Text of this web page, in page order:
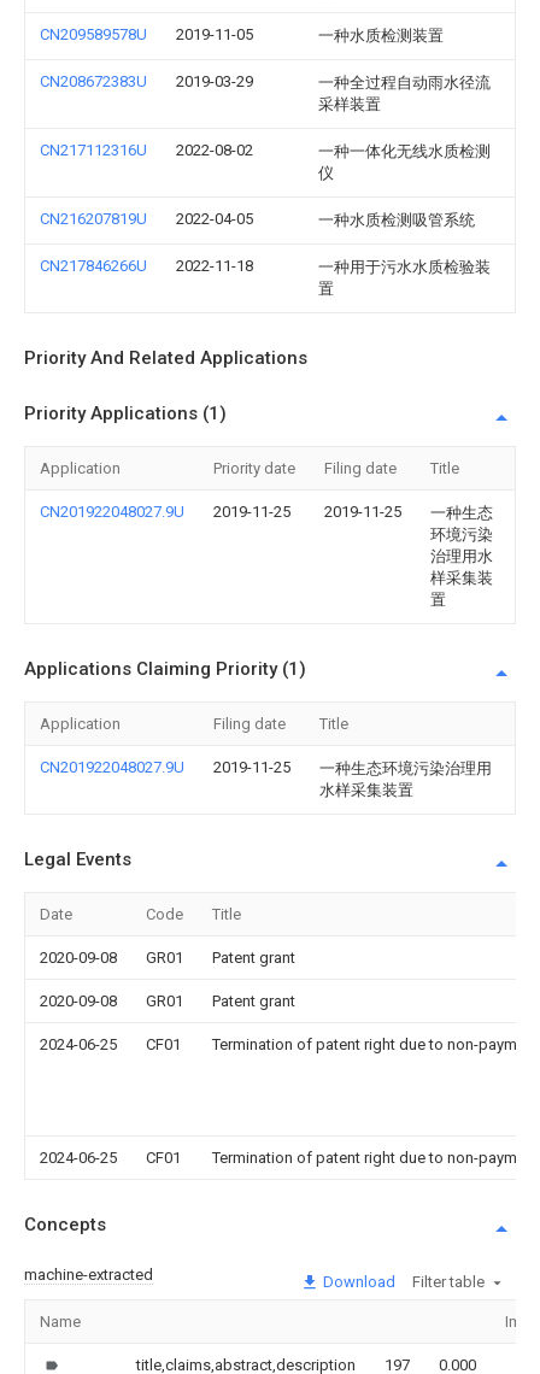
CN209589578U 2019-11-05 一种水质检测装置
CN208672383U 2019-03-29
一种全过程自动雨水径流
采样装置
CN217112316U 2022-08-02
一种一体化无线水质检测
仪
CN216207819U 2022-04-05 一种水质检测吸管系统
CN217846266U 2022-11-18
一种用于污水水质检验装
置
Priority And Related Applications
Priority Applications (1)
Application Priority date Filing date Title
CN201922048027.9U 2019-11-25 2019-11-25
一种生态
环境污染
治理用水
样采集装
置
Applications Claiming Priority (1)
Application Filing date Title
CN201922048027.9U 2019-11-25
一种生态环境污染治理用
水样采集装置
Legal Events
Date Code Title
2020-09-08 GR01 Patent grant
2020-09-08 GR01 Patent grant
2024-06-25 CF01 Termination of patent right due to non-
2024-06-25 CF01 Termination of patent right due to non-
Concepts
machine-extracted Download Filter table
Name
title,claims,abstract,description 197 0.000